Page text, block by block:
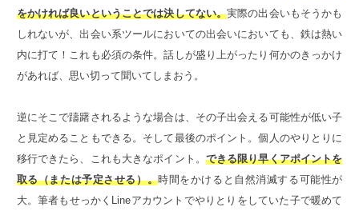
をかければ良いということでは決してない。実際の出会いもそうかも
しれないが、出会い系ツールにおいての出会いにおいても、鉄は熱い
内に打て！これも必須の条件。話しが盛り上がったり何かのきっかけ
があれば、思い切って聞いてしまおう。
逆にそこで躊躇されるような場合は、その子出会える可能性が低い子
と見定めることもできる。そして最後のポイント。個人のやりとりに
移行できたら、これも大きなポイント。 できる限り早くアポイントを
取る（または予定させる）。時間をかけると自然消滅する可能性が
大。筆者もせっかくLineアカウントでやりとりをしていた子で暖めて